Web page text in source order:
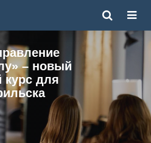
– новый
курс для